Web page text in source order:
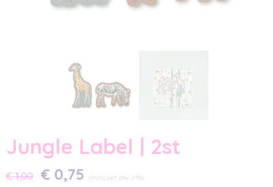
Jungle Label | 2st
€ 1,00 € 0,75 (inclusief btw 21%)